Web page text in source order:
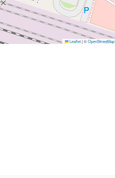
Leaflet|©OpenStreetMap